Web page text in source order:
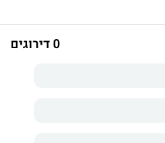
בוטות שאינן מתנצלות. מרדף
את וייפר, הגיטריסט הראשי
0 דירוגים